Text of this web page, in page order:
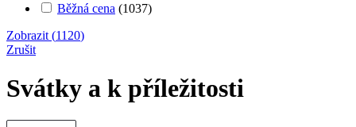
Běžná cena (1037)
Zobrazit (1120)
Zrušit
Svátky a k příležitosti